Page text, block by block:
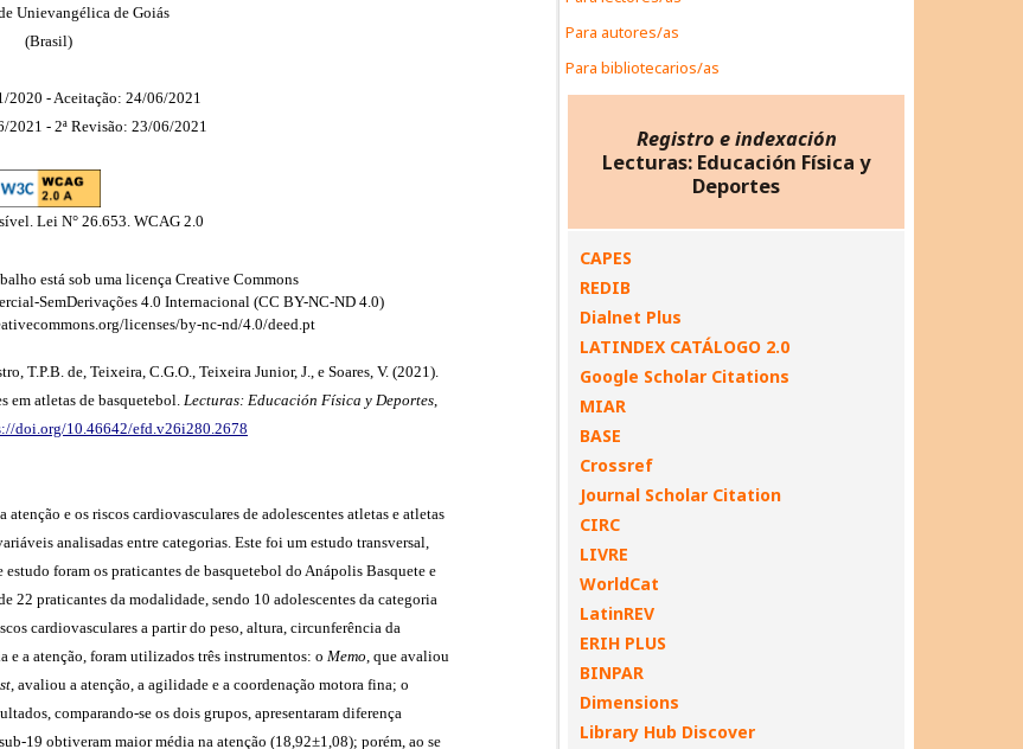
Para autores/as
Para bibliotecarios/as
Registro e indexación
Lecturas: Educación Física y
Deportes
CAPES
REDIB
Dialnet Plus
LATINDEX CATÁLOGO 2.0
Google Scholar Citations
MIAR
BASE
Crossref
Journal Scholar Citation
CIRC
LIVRE
WorldCat
LatinREV
ERIH PLUS
BINPAR
Dimensions
Library Hub Discover